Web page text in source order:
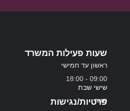
שעות פעילות המשרד
ראשון עד חמישי
09:00 - 18:00
שישי שבת
סגור
פרטיות/נגישות